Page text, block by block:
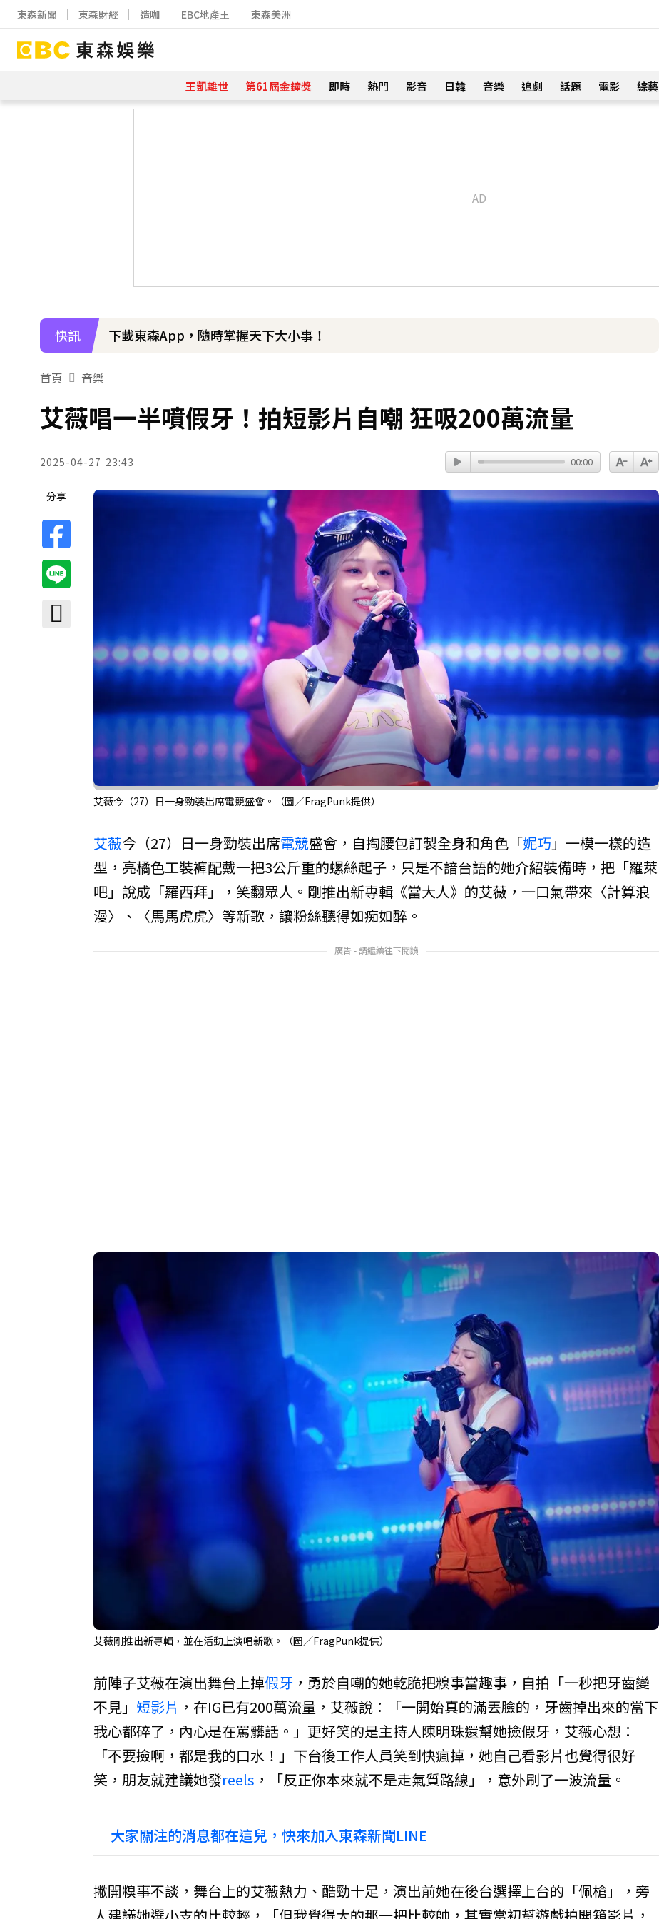
東森新聞 東森財經 造咖 EBC地產王 東森美洲
王凱離世 第61屆金鐘獎 即時 熱門 影音 日韓 音樂 追劇 話題 電影 綜藝
快訊 下載東森App，隨時掌握天下大小事！
首頁 音樂
艾薇唱一半噴假牙！拍短影片自嘲 狂吸200萬流量
2025-04-27 23:43 00:00
分享
艾薇今（27）日一身勁裝出席電競盛會。（圖／FragPunk提供）
艾薇今（27）日一身勁裝出席電競盛會，自掏腰包訂製全身和角色「妮巧 」一模一樣的造
型，亮橘色工裝褲配戴一把3公斤重的螺絲起子，只是不諳台語的她介紹裝備時，把「羅萊
吧」說成「羅西拜」，笑翻眾人。剛推出新專輯《當大人》的艾薇，一口氣帶來〈計算浪
漫〉、〈馬馬虎虎〉等新歌，讓粉絲聽得如痴如醉。
廣告 - 請繼續往下閱讀
艾薇剛推出新專輯，並在活動上演唱新歌。（圖／FragPunk提供）
前陣子艾薇在演出舞台上掉假牙 ，勇於自嘲的她乾脆把糗事當趣事，自拍「一秒把牙齒變
不見」 短影片 ，在IG已有200萬流量，艾薇說：「一開始真的滿丟臉的，牙齒掉出來的當下
我心都碎了，內心是在罵髒話。」更好笑的是主持人陳明珠還幫她撿假牙，艾薇心想：
「不要撿啊，都是我的口水！」下台後工作人員笑到快瘋掉，她自己看影片也覺得很好
笑，朋友就建議她發reels ，「反正你本來就不是走氣質路線」，意外刷了一波流量。
大家關注的消息都在這兒，快來加入東森新聞LINE
撇開糗事不談，舞台上的艾薇熱力、酷勁十足，演出前她在後台選擇上台的「佩槍」，旁
人建議她選小支的比較輕，「但我覺得大的那一把比較帥，其實當初幫遊戲拍開箱影片，